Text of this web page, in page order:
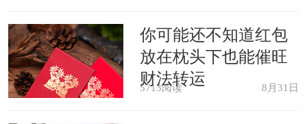
仅是依靠努力工作赚取财富的话，那么
戌狗们倒是可以凭借着稳重的性格以及
你可能还不知道红包
放在枕头下也能催旺
财法转运
5713阅读 8月31日